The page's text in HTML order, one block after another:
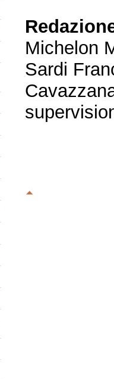
Michelon
Sardi